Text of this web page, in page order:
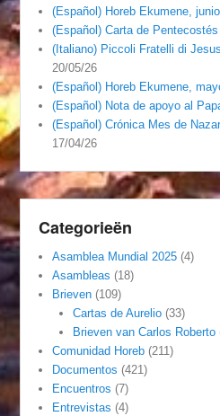
(Español) Horeb Ekumene,
(Español) Carta de
(Italiano) Piccoli Fratelli di
20/05/26
(Español) Horeb Ekumene,
(Español) Nota de apoyo al
(Español) Crónica Mes de
17/04/26
Categorieën
Asamblea Mundial 2025 (4)
Asambleas (18)
Brieven (109)
Cartas de Aurelio(33)
Brieven van Carlos Roberto
Comunidad Horeb (211)
Documentos (421)
Encuentros (7)
Entrevistas (4)